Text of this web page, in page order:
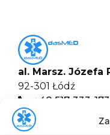
al. Marsz. Józefa
92-301 Łódź
+48 517-333-173